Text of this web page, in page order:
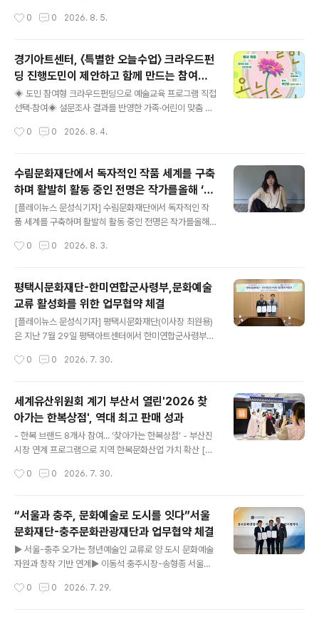
협력 ▲시립예술단과 지역 예술인 교류 및 전문인력 역량
지원 및 서울시민 예술 향유 기회 확대를 위한 프로그램 교
사 송형종)과 NC문화재단(이사장 박명진)이 어제(4일) 서
울문화재단 대학로센터에서 서울의 문화예술 활성화 및 예
술인 창작지원을 위한 업무협약(MOU)을 체결했다. 이번
협약은 서울문화재단과 NC문화재단이 보유한 전문성과
자원을 유기적으로 결합해, 예술인 창작 및 작품 발표 무대
회를 제공하고자 마련됐다. 양 기관은 이번 업무협약을 통
0 0 2026. 8. 5.
경기아트센터, 〈특별한 오늘수업〉 크라우드펀
딩 진행도민이 제안하고 함께 만드는 참여형
예술교육 추진
◈ 도민 참여형 크라우드펀딩으로 예술교육 프로그램 직접
선택·참여◈ 설문조사 결과를 반영한 가족·어린이 맞춤 특
서트, 어린이 뮤지컬 체험 특강 등 리워드 제공◈ 프로그램
[플레이뉴스 문성식기자] 경기아트센터(사장 김상회)는 도
민이 직접 선택하고 함께 만드는 참여형 예술교육 프로젝
트 〈특별한 오늘수업〉의 크라우드펀딩을 경기문화크라우드
펀딩 플랫폼 ‘컬처모아’를 통해 진행한다. 〈특별한 오늘수
업〉은 경기아트센터 예술아카데미 브랜드 ‘오늘수업 ART
의견을 반영해 프로그램을 기획하고, 크라우드펀딩을 통해
0 0 2026. 8. 4.
수림문화재단에서 독자적인 작품 세계를 구축
하며 활발히 활동 중인 전명은 작가를올해 ‘수
림미술상’ 최종 수상자로 선정
[플레이뉴스 문성식기자] 수림문화재단에서 독자적인 작
품 세계를 구축하며 활발히 활동 중인 전명은 작가를올해
aum.net​(공식페이스북) http://facebook.com/news.
- 플레이뉴스 http://ewha.biz》
0 0 2026. 8. 3.
평택시문화재단-한미연합군사령부,문화예술
교류 활성화를 위한 업무협약 체결
[플레이뉴스 문성식기자] 평택시문화재단(이사장 최원용)
은 지난 7월 29일 평택아트센터에서 한미연합군사령부
계 구축을 위한 업무협약(MOU)을 체결했다. 평택아트센
탕으로 유엔사·연합사·주한미군 장병과 군무원, 군 가족의
문화예술 향유 기회를 확대하고, 지역사회와 군이 함께 소
통하는 문화적 교류 기반을 다지기 위해 마련됐다.협약에
따라 양 기관은 ▲장병·군무원 및 군 가족의 문화예술 향유
기획 확대 ▲문화예술 프로그램 연계 협력 ▲문화예술 분
추진 등 다양한 분야에서 긴밀히 협력해 나갈 예정이다. 최
0 0 2026. 7. 30.
세계유산위원회 계기 부산서 열린'2026 찾
아가는 한복상점', 역대 최고 판매 성과
- 한복 브랜드 8개사 참여... ‘찾아가는 한복상점’ - 부산진
시장 연계 프로그램으로 지역 한복문화산업 가치 확산 [플
문체부)가 주최하고 한국공예·디자인문화진흥원(원장 김경
부산광역시 신세계백화점 센텀시티점(해운대구 센텀남대
로 35)에서 개최돼 역대 ‘찾아가는 한복상점’ 가운데 가장
높은 판매 성과를 기록하며 성황리에 종료됐다. 이번 행사
는 제48차 유네스코 세계유산위원회를 계기로, 부산을 찾
문화의 매력을 알리기 위해 마련됐다. 이번 한복 반짝매장
0 0 2026. 7. 30.
“서울과 충주, 문화예술로 도시를 잇다”서울
문화재단-충주문화관광재단과 업무협약 체결
▶ 서울-충주 오가는 청년예술인 교류로 양 도시 문화예술
자원과 창작 기반 연계▶ 이동석 충주시장-송형종 서울문
▶ 양 도시 예술가·기획자 교류 프로그램으로 실행 중심 순
0 0 2026. 7. 29.